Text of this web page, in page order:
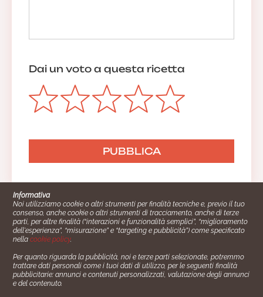
Dai un voto a questa ricetta
Cucinare.it è un marchio commerciale di Impiego24.it s.r.l.
copyright 2014 - 2024 P.IVA: 03406490130
Informativa
Noi utilizziamo cookie o altri strumenti per finalità tecniche e, previo il tuo
consenso, anche cookie o altri strumenti di tracciamento, anche di terze
parti, per altre finalità (“interazioni e funzionalità semplici”, “miglioramento
dell'esperienza”, “misurazione” e “targeting e pubblicità”) come specificato
nellacookie policy.
Per quanto riguarda la pubblicità, noi e terze parti selezionate, potremmo
trattare dati personali come i tuoi dati di utilizzo, per le seguenti finalità
pubblicitarie: annunci e contenuti personalizzati, valutazione degli annunci
e del contenuto.